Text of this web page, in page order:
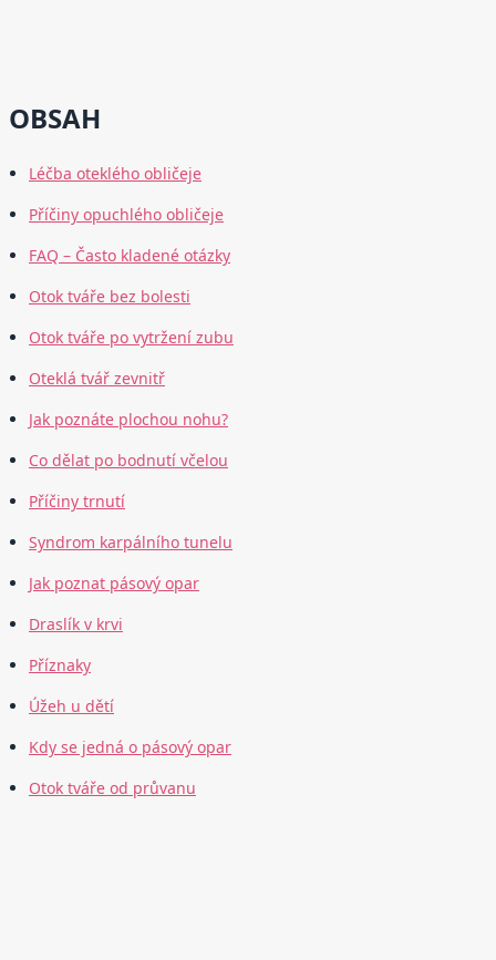
OBSAH
Léčba oteklého obličeje
Příčiny opuchlého obličeje
FAQ – Často kladené otázky
Otok tváře bez bolesti
Otok tváře po vytržení zubu
Oteklá tvář zevnitř
Jak poznáte plochou nohu?
Co dělat po bodnutí včelou
Příčiny trnutí
Syndrom karpálního tunelu
Jak poznat pásový opar
Draslík v krvi
Příznaky
Úžeh u dětí
Kdy se jedná o pásový opar
Otok tváře od průvanu